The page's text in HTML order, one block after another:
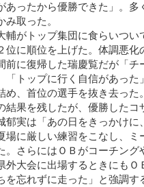
あったから優勝できた」。
み取った。
がトップ集団に食らいつい
位に順位を上げた。体調悪化
前に復帰した瑞慶覧だが「
「トップに行く自信があった
め、首位の選手を抜き去った
果を残したが、優勝したコ
郁実は「あの日をきっかけに
場に厳しい練習をこなし、
。さらにはＯＢがコーチン
外大会に出場するときにも
を忘れずに走った」と強調す